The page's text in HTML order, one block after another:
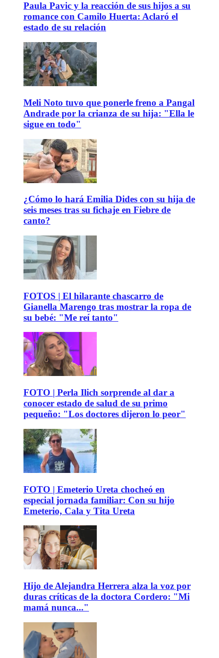
Paula Pavic y la reacción de sus hijos a su
romance con Camilo Huerta: Aclaró el
estado de su relación
Meli Noto tuvo que ponerle freno a Pangal
Andrade por la crianza de su hija: "Ella le
sigue en todo"
¿Cómo lo hará Emilia Dides con su hija de
seis meses tras su fichaje en Fiebre de
canto?
FOTOS | El hilarante chascarro de
Gianella Marengo tras mostrar la ropa de
su bebé: "Me reí tanto"
FOTO | Perla Ilich sorprende al dar a
conocer estado de salud de su primo
pequeño: "Los doctores dijeron lo peor"
FOTO | Emeterio Ureta chocheó en
especial jornada familiar: Con su hijo
Emeterio, Cala y Tita Ureta
Hijo de Alejandra Herrera alza la voz por
duras críticas de la doctora Cordero: "Mi
mamá nunca..."